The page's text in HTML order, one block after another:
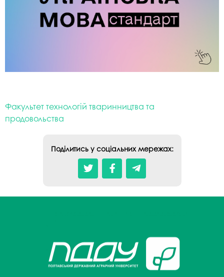
Факультет технологій тваринництва та
продовольства
Поділитись у соціальних мережах: